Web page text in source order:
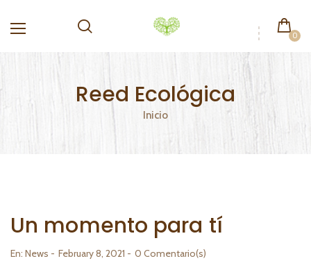
0
Reed Ecológica
Inicio
Un momento para tí
En: News February 8, 2021 0 Comentario(s)